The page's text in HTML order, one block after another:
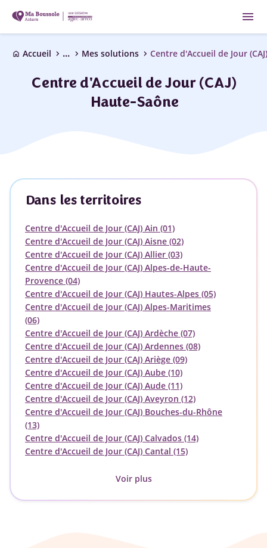
menu
home Accueil chevron_right ... chevron_right Mes solutions chevron_right Centre d'Accueil de Jour (CAJ)
Centre d'Accueil de Jour (CAJ)
Haute-Saône
Dans les territoires
Centre d'Accueil de Jour (CAJ) Ain (01)
Centre d'Accueil de Jour (CAJ) Aisne (02)
Centre d'Accueil de Jour (CAJ) Allier (03)
Centre d'Accueil de Jour (CAJ) Alpes-de-Haute-
Provence (04)
Centre d'Accueil de Jour (CAJ) Hautes-Alpes (05)
Centre d'Accueil de Jour (CAJ) Alpes-Maritimes
(06)
Centre d'Accueil de Jour (CAJ) Ardèche (07)
Centre d'Accueil de Jour (CAJ) Ardennes (08)
Centre d'Accueil de Jour (CAJ) Ariège (09)
Centre d'Accueil de Jour (CAJ) Aube (10)
Centre d'Accueil de Jour (CAJ) Aude (11)
Centre d'Accueil de Jour (CAJ) Aveyron (12)
Centre d'Accueil de Jour (CAJ) Bouches-du-Rhône
(13)
Centre d'Accueil de Jour (CAJ) Calvados (14)
Centre d'Accueil de Jour (CAJ) Cantal (15)
Voir plus